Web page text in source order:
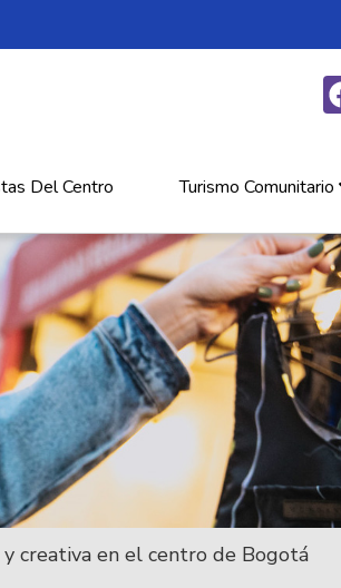
Del Centro Turismo Comunitario
creativa en el centro de Bogotá